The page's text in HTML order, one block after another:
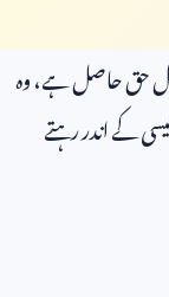
حق حاصل ہے، وہ
کے اندر رہتے